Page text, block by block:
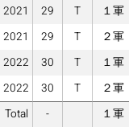
2021
29 T
１軍
2021
29 T
２軍
2022
30 T
１軍
2022
30 T
２軍
Total
- １軍